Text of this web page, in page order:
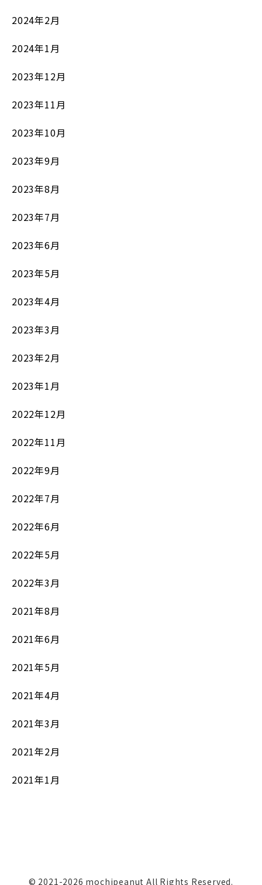
2024年2月
2024年1月
2023年12月
2023年11月
2023年10月
2023年9月
2023年8月
2023年7月
2023年6月
2023年5月
2023年4月
2023年3月
2023年2月
2023年1月
2022年12月
2022年11月
2022年9月
2022年7月
2022年6月
2022年5月
2022年3月
2021年8月
2021年6月
2021年5月
2021年4月
2021年3月
2021年2月
2021年1月
© 2021-2026 mochipeanut All Rights Reserved.